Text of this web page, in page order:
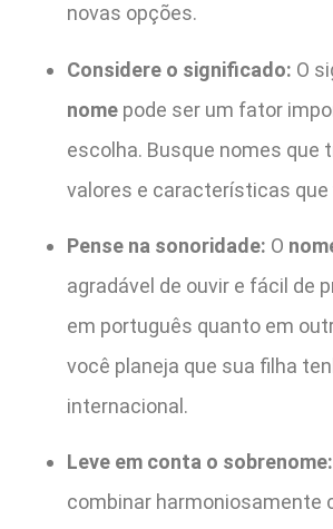
novas opções.
Considere o significado: O
nome pode ser um fator
escolha. Busque nomes que
valores e características que
Pense na sonoridade: O
agradável de ouvir e fácil de
em português quanto em
você planeja que sua filha
internacional.
Leve em conta o sobrenome:
combinar harmoniosamente